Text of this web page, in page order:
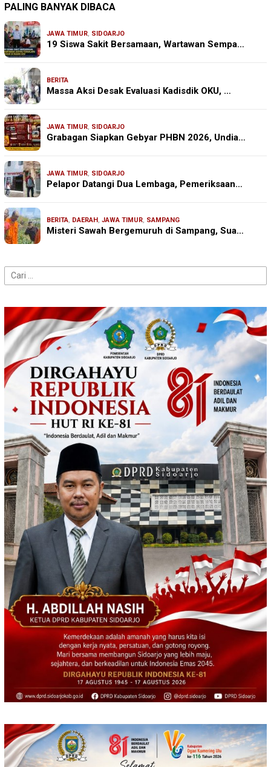
PALING BANYAK DIBACA
JAWA TIMUR, SIDOARJO
19 Siswa Sakit Bersamaan, Wartawan Sempa…
BERITA
Massa Aksi Desak Evaluasi Kadisdik OKU, …
JAWA TIMUR, SIDOARJO
Grabagan Siapkan Gebyar PHBN 2026, Undia…
JAWA TIMUR, SIDOARJO
Pelapor Datangi Dua Lembaga, Pemeriksaan…
BERITA, DAERAH, JAWA TIMUR, SAMPANG
Misteri Sawah Bergemuruh di Sampang, Sua…
Cari
untuk: